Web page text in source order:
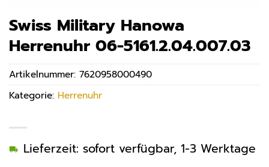
Swiss Military Hanowa
Herrenuhr 06-5161.2.04.007.03
Lieferzeit: sofort verfügbar, 1-3 Werktage
Artikelnummer: 7620958000490
Kategorie: Herrenuhr